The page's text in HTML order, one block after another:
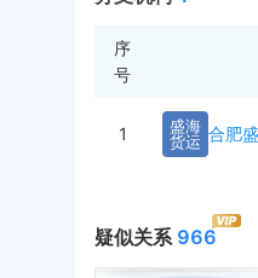
序
号
1 盛海
货运 合肥
疑似关系 966